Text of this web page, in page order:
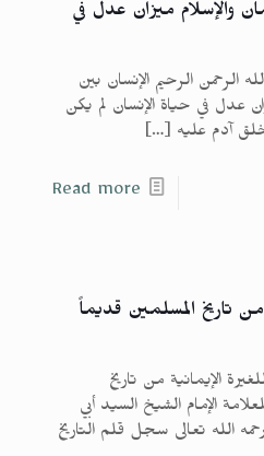
والإسلام ميزان عدل في
الرحيم الإنسان بين
عدل في حياة الإنسان لم يكن
آدم عليه […]
Read more
من تاريخ المسلمين قديماً
الإيمانية من تاريخ
الإمام الشيخ السيد أبي
الله تعالى سجل قلم التاريخ